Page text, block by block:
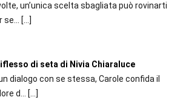
un’unica scelta sbagliata può rovinarti
se...
[…]
di seta di Nivia Chiaraluce
dialogo con se stessa, Carole confida il
d...
[…]